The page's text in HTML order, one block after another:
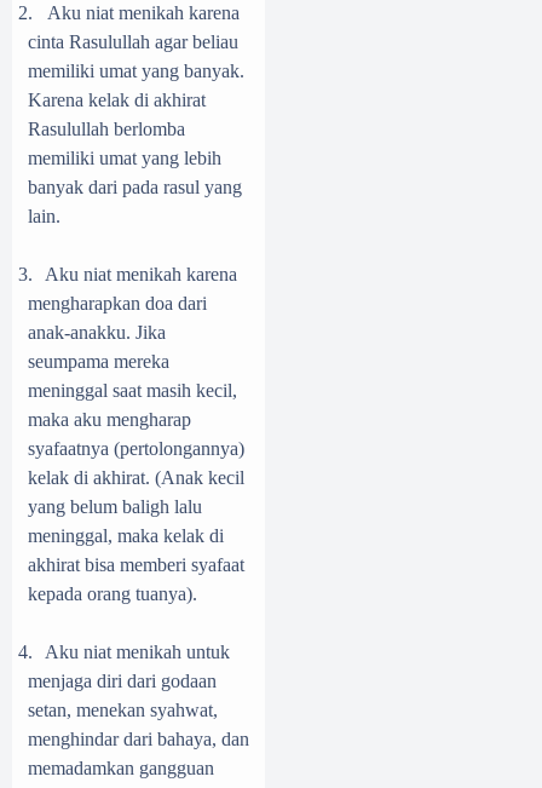
2.
Aku niat menikah karena
cinta Rasulullah agar beliau
memiliki umat yang banyak.
Karena kelak di akhirat
Rasulullah berlomba
memiliki umat yang lebih
banyak dari pada rasul yang
lain.
3.
Aku niat menikah karena
mengharapkan doa dari
anak-anakku. Jika
seumpama mereka
meninggal saat masih kecil,
maka aku mengharap
syafaatnya (pertolongannya)
kelak di akhirat. (Anak kecil
yang belum baligh lalu
meninggal, maka kelak di
akhirat bisa memberi syafaat
kepada orang tuanya).
4.
Aku niat menikah untuk
menjaga diri dari godaan
setan, menekan syahwat,
menghindar dari bahaya, dan
memadamkan gangguan